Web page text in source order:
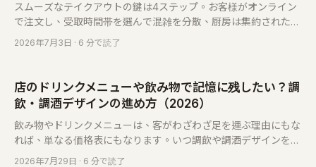
スムーズなテイクアウトの鍵は4ステップ。お客様がオンライン
で注文し、受取時間帯を選んで混雑を分散、厨房は集約された注
文リストで調理、完成通知で受取へ。フローの回し方とシステム
の組み方を解説します。
2026年7月3日 · 6 分で読了
店のドリンクメニューや飲み物で記憶に残したい？調
飲・調酒デザインの進め方（2026）
飲み物やドリンクメニューは、客がわざわざ足を運ぶ理由にもな
れば、単なる価格表にもなります。いつ調飲や調酒デザインを頼
むべきか、飲品デザインに何が含まれるか、依頼前に確認すべき
2026年7月29日 · 6 分で読了